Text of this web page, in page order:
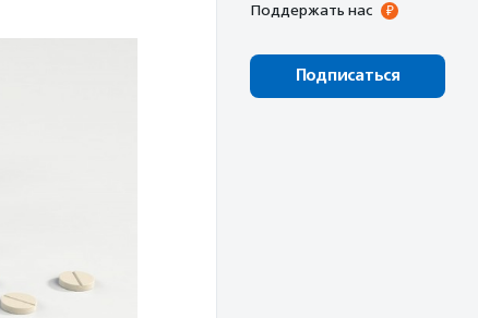
Поддержать нас
Подписаться